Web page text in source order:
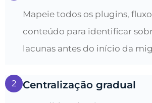
Mapeie todos os plugins,
conteúdo para identificar
lacunas antes do início da
2 Centralização gradual